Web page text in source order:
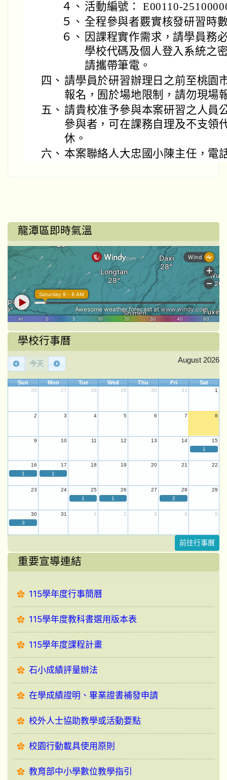
４、 活動編號： E00110-
５、 全程參與者覈實核發研習時
６、 因課程實作需求，請學員務
學校代碼及個人登入系統之
請攜帶筆電。
四、 請學員於研習辦理日之前至桃園
報名，囿於場地限制，請勿現場
五、 請貴校准予參與本案研習之人員
參與者，可在課務自理及不支領
休。
六、 本案聯絡人大忠國小陳主任，電
龍潭區即時氣溫
學校行事曆
今天 August 2026
Sun Mon Tue Wed Thu Fri Sat
26 27 28 29 30 31 1
2 3 4 5 6 7 8
9 10 11 12 13 14
15
1
16 17 18 19 20 21
22
1
1
23 24 25 26 27 28
29
1
1 2
30 31 1 2 3 4
5
3
前往行事曆
重要宣導連結
115學年度行事簡曆
115學年度教科書選用版本表
115學年度課程計畫
石小成績評量辦法
在學成績證明、畢業證書補發申請
校外人士協助教學或活動要點
校園行動載具使用原則
教育部中小學數位教學指引